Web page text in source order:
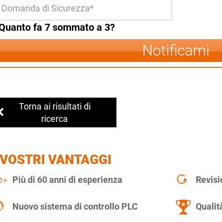
fa 7 sommato a 3?
Notificami
Torna ai risultati di
ricerca
VANTAGGI
Più di 60 anni di esperienza
Nuovo sistema di controllo PLC